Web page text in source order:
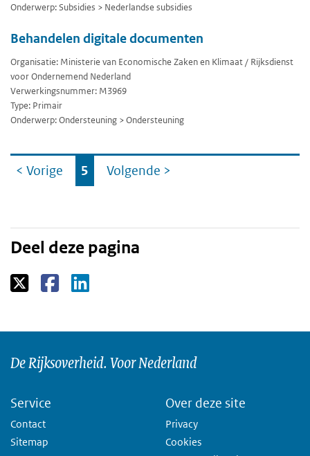
Onderwerp: Subsidies > Nederlandse subsidies
Behandelen digitale documenten
Organisatie: Ministerie van Economische Zaken en Klimaat / Rijksdienst
voor Ondernemend Nederland
Verwerkingsnummer: M3969
Type: Primair
Onderwerp: Ondersteuning > Ondersteuning
Ga
naar
< Vorige 5 Volgende >
Deel deze pagina
De Rijksoverheid. Voor Nederland
Service
Contact
Sitemap
Over deze site
Privacy
Cookies